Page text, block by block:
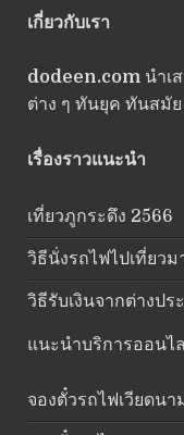
เกี่ยวกับเรา
dodeen.com นำเ
ต่าง ๆ ทันยุค ทันสมั
เรื่องราวแนะนำ
เที่ยวภูกระดึง 2566
วิธีนั่งรถไฟไปเที่ยวม
วิธีรับเงินจากต่างปร
แนะนำบริการออนไ
จองตั๋วรถไฟเวียดนา